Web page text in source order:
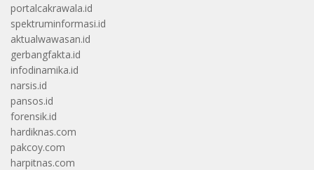
portalcakrawala.id
spektruminformasi.id
aktualwawasan.id
gerbangfakta.id
infodinamika.id
narsis.id
pansos.id
forensik.id
hardiknas.com
pakcoy.com
harpitnas.com